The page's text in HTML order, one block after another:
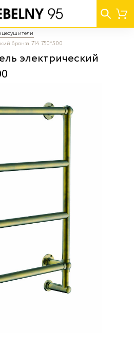
бронза 714 750*500
электрический